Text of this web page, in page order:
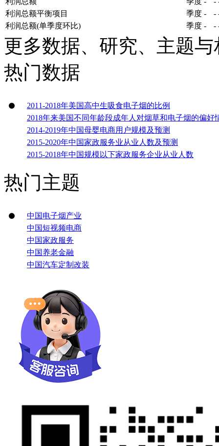
利润总额平衡项目
季度 - -
利润总额(单季度环比)
季度 - -
更多数据、研究、主题
热门数据
2011-2018年美国高中生吸食电子烟的比例
2018年来美国不同年龄段成年人对烟草和电子烟的偏好
2014-2019年中国母婴电商用户规模及预测
2015-2020年中国家政服务业从业人数及预测
2015-2018年中国规模以下家政服务企业从业人数
热门主题
中国电子烟产业
中国短视频电商
中国家政服务
中国养老金融
中国汽车定制改装